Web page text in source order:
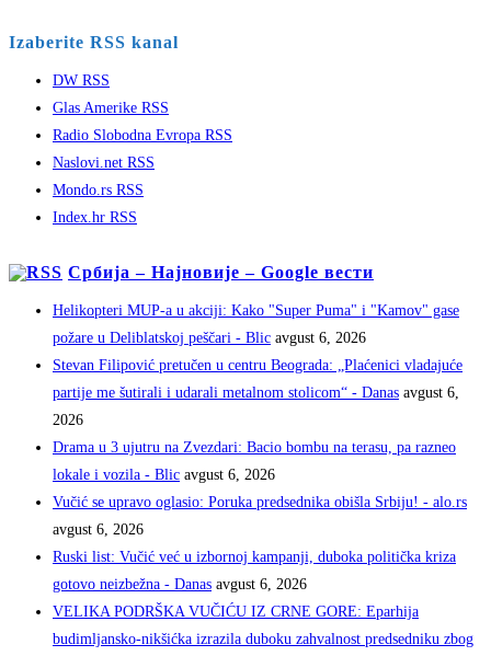
Izaberite RSS kanal
DW RSS
Glas Amerike RSS
Radio Slobodna Evropa RSS
Naslovi.net RSS
Mondo.rs RSS
Index.hr RSS
Србија – Најновије – Google вести
Helikopteri MUP-a u akciji: Kako "Super Puma" i "Kamov" gase
požare u Deliblatskoj peščari - Blic avgust 6, 2026
Stevan Filipović pretučen u centru Beograda: „Plaćenici vladajuće
partije me šutirali i udarali metalnom stolicom“ - Danas avgust 6,
2026
Drama u 3 ujutru na Zvezdari: Bacio bombu na terasu, pa razneo
lokale i vozila - Blic avgust 6, 2026
Vučić se upravo oglasio: Poruka predsednika obišla Srbiju! - alo.rs
avgust 6, 2026
Ruski list: Vučić već u izbornoj kampanji, duboka politička kriza
gotovo neizbežna - Danas avgust 6, 2026
VELIKA PODRŠKA VUČIĆU IZ CRNE GORE: Eparhija
budimljansko-nikšićka izrazila duboku zahvalnost predsedniku zbog